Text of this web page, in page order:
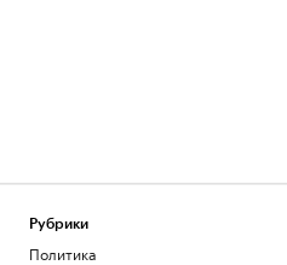
Рубрики
Политика